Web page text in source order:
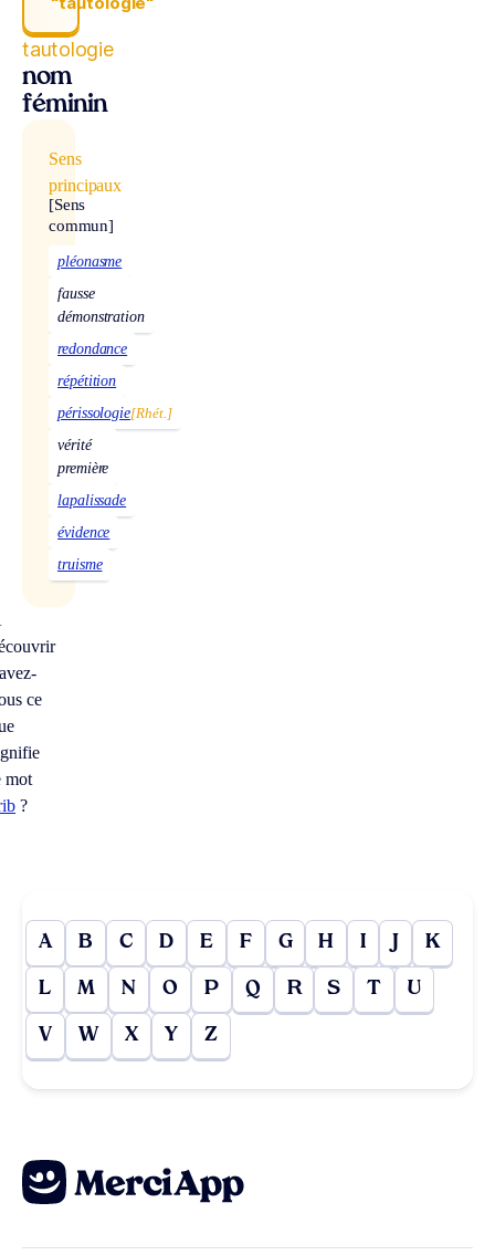
tautologie
nom
féminin
Sens
principaux
[Sens
commun]
pléonasme
fausse
démonstration
redondance
répétition
périssologie[Rhét.]
vérité
première
lapalissade
évidence
truisme
ce
mot
?
A B C D E F G H I J K
L M N O P Q R S T U
V W X Y Z